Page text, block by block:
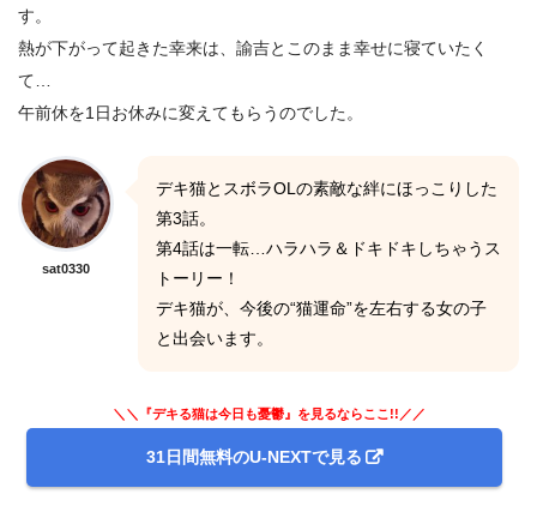
す。
熱が下がって起きた幸来は、諭吉とこのまま幸せに寝ていたく
て…
午前休を1日お休みに変えてもらうのでした。
sat0330
デキ猫とスボラOLの素敵な絆にほっこりした
第3話。
第4話は一転…ハラハラ＆ドキドキしちゃうス
トーリー！
デキ猫が、今後の“猫運命”を左右する女の子
と出会います。
＼＼『デキる猫は今日も憂鬱』を見るならここ!!／／
31日間無料のU-NEXTで見る